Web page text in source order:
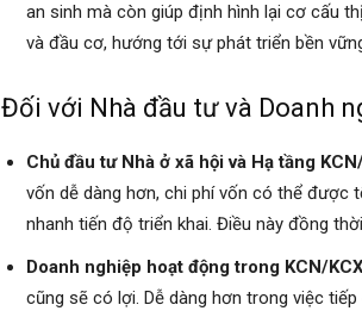
an sinh mà còn giúp định hình lại cơ cấu
và đầu cơ, hướng tới sự phát triển bền
Đối với Nhà đầu tư và Doanh
Chủ đầu tư Nhà ở xã hội và Hạ tầng
vốn dễ dàng hơn, chi phí vốn có thể được
nhanh tiến độ triển khai. Điều này đồng
Doanh nghiệp hoạt động trong KCN/
cũng sẽ có lợi. Dễ dàng hơn trong việc